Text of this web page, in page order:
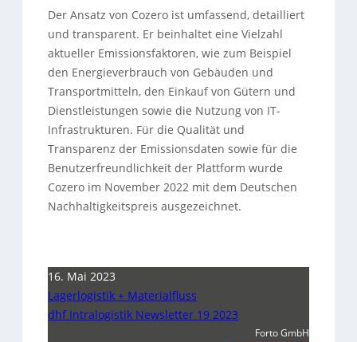
Der Ansatz von Cozero ist umfassend, detailliert
und transparent. Er beinhaltet eine Vielzahl
aktueller Emissionsfaktoren, wie zum Beispiel
den Energieverbrauch von Gebäuden und
Transportmitteln, den Einkauf von Gütern und
Dienstleistungen sowie die Nutzung von IT-
Infrastrukturen. Für die Qualität und
Transparenz der Emissionsdaten sowie für die
Benutzerfreundlichkeit der Plattform wurde
Cozero im November 2022 mit dem Deutschen
Nachhaltigkeitspreis ausgezeichnet.
16. Mai 2023
Lagerlogistik + Materialfluss
dhf Intralogistik Newsletter 19 2023
Forto GmbH